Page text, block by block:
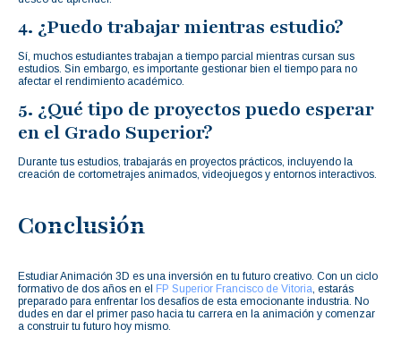
4. ¿Puedo trabajar mientras estudio?
Sí, muchos estudiantes trabajan a tiempo parcial mientras cursan sus
estudios. Sin embargo, es importante gestionar bien el tiempo para no
afectar el rendimiento académico.
5. ¿Qué tipo de proyectos puedo esperar
en el Grado Superior?
Durante tus estudios, trabajarás en proyectos prácticos, incluyendo la
creación de cortometrajes animados, videojuegos y entornos interactivos.
Conclusión
Estudiar Animación 3D es una inversión en tu futuro creativo. Con un ciclo
formativo de dos años en el FP Superior Francisco de Vitoria, estarás
preparado para enfrentar los desafíos de esta emocionante industria. No
dudes en dar el primer paso hacia tu carrera en la animación y comenzar
a construir tu futuro hoy mismo.